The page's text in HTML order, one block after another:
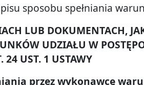
sposobu spełniania
LUB DOKUMENTACH,
UDZIAŁU W
24 UST. 1 USTAWY
przez wykonawcę